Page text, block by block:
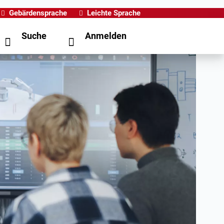
Gebärdensprache Leichte Sprache
Suche Anmelden